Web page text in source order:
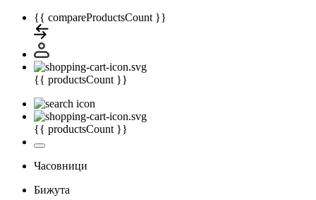
{{ compareProductsCount }}
{{ productsCount }}
{{ productsCount }}
Часовници
Бижута